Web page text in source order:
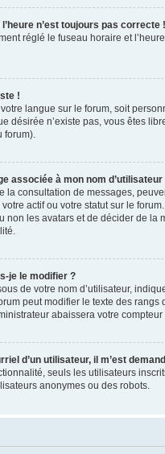
n’est toujours pas correcte !
réglé le fuseau horaire et
!
langue sur le forum, soit
désirée n’existe pas, vous êtes
forum).
associée à mon nom d’utilisateur
la consultation de messages,
actif ou votre statut sur le
non les avatars et de décider de
je le modifier ?
de votre nom d’utilisateur,
peut modifier le texte des
abaissera votre compteur
d’un utilisateur, il m’est
seuls les utilisateurs
anonymes ou des robots.